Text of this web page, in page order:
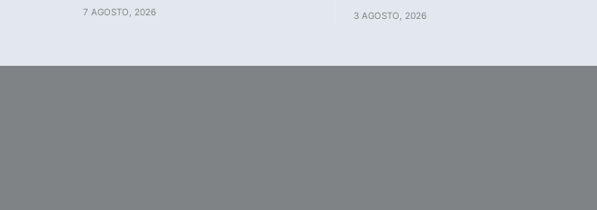
7 AGOSTO, 2026 3 AGOSTO, 2026